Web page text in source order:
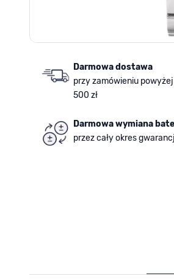
Darmowa dostawa
przy zamówieniu powyżej
500 zł
Darmowa wymiana
przez cały okres